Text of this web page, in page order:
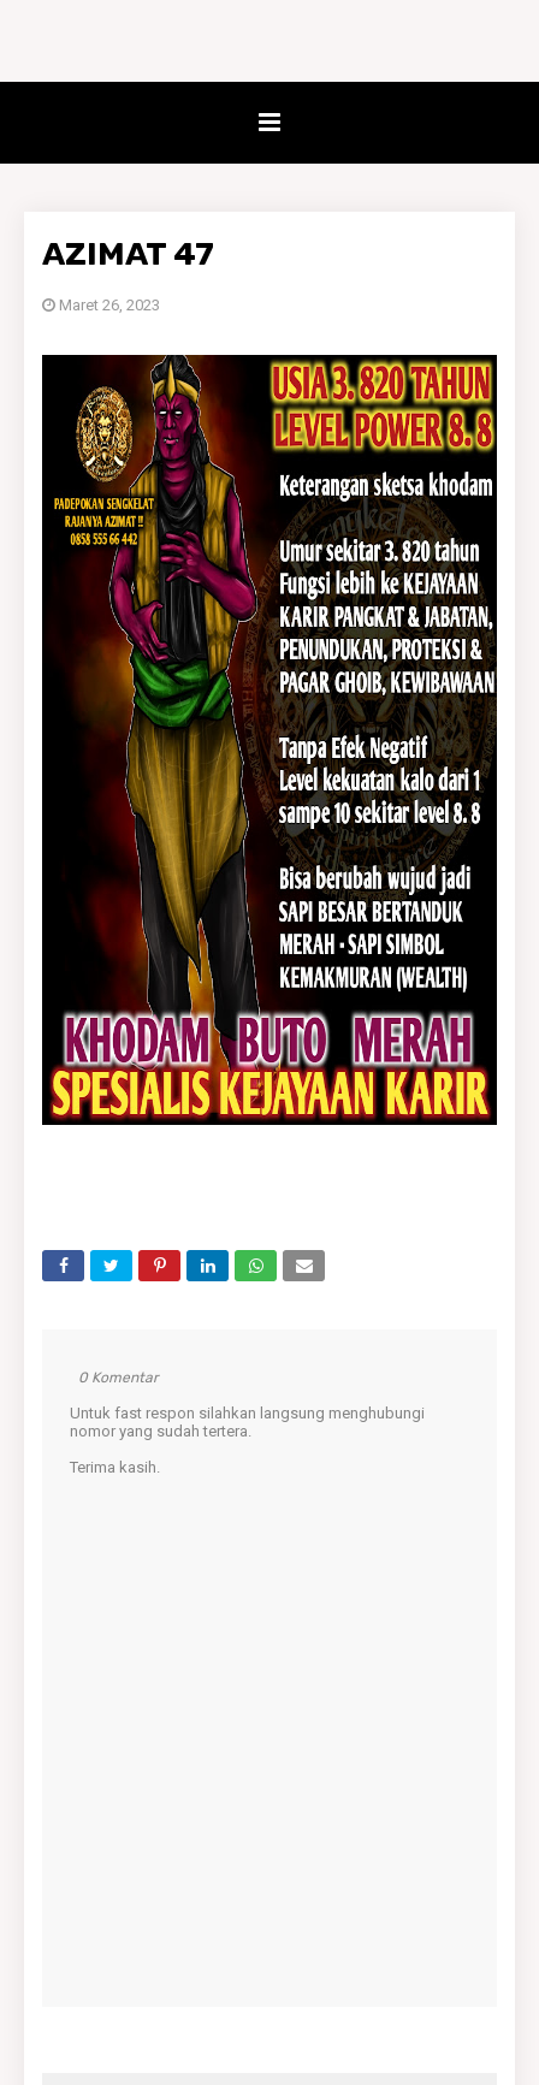
AZIMAT 47
Maret 26, 2023
0 Komentar
Untuk fast respon silahkan langsung menghubungi
nomor yang sudah tertera.
Terima kasih.